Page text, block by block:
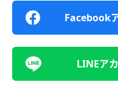
Facebook
LINEア